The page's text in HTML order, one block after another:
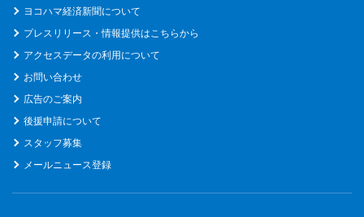
ヨコハマ経済新聞について
プレスリリース・情報提供はこちらから
アクセスデータの利用について
お問い合わせ
広告のご案内
後援申請について
スタッフ募集
メールニュース登録